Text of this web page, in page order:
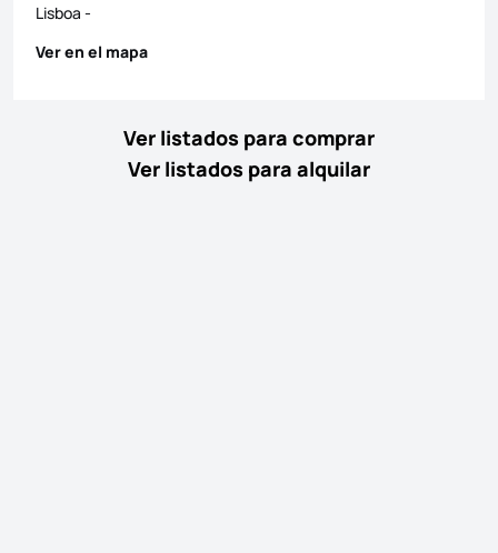
Lisboa -
Ver en el mapa
Ver listados para comprar
Ver listados para alquilar